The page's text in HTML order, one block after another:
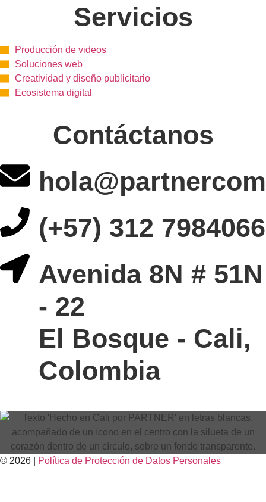
Servicios
Producción de videos
Soluciones web
Creatividad y diseño publicitario
Ecosistema digital
Contáctanos
(+57) 312 7984066
Avenida 8N # 51N
- 22
El Bosque - Cali,
Colombia
© 2026 | Política de Protección de Datos Personales